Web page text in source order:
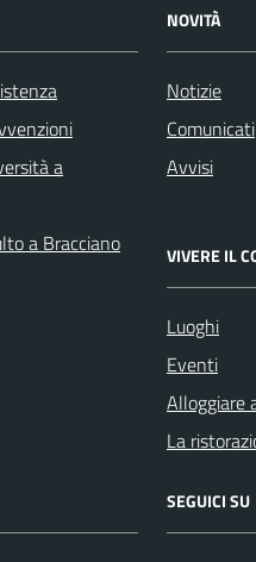
a
a Bracciano
NOVITÀ
Notizie
Comunicati
Avvisi
VIVERE IL
Luoghi
Eventi
Alloggiare
La
SEGUICI SU